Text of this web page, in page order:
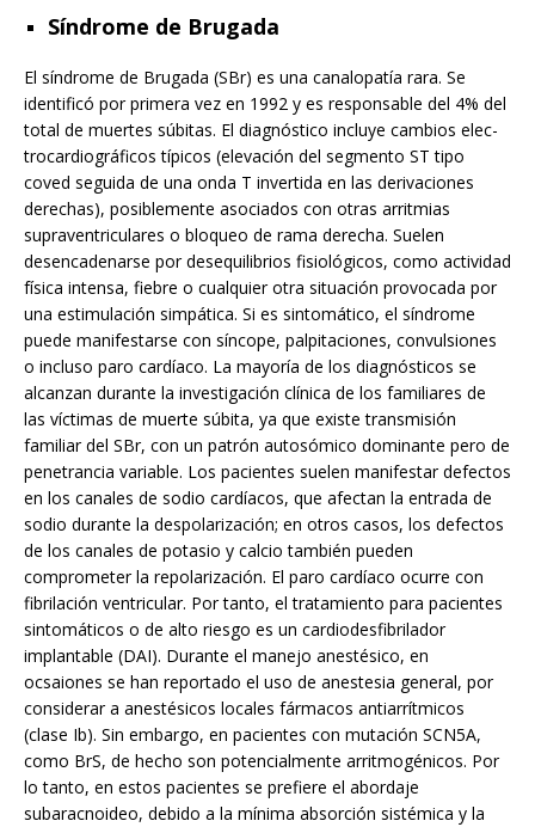
Síndrome de Brugada
El síndrome de Brugada (SBr) es una canalopatía rara. Se
identificó por primera vez en 1992 y es responsable del 4% del
total de muertes súbitas. El diagnóstico incluye cambios elec-
trocardiográficos típicos (elevación del segmento ST tipo
coved seguida de una onda T invertida en las derivaciones
derechas), posiblemente asociados con otras arritmias
supraventriculares o bloqueo de rama derecha. Suelen
desencadenarse por desequilibrios fisiológicos, como actividad
física intensa, fiebre o cualquier otra situación provocada por
una estimulación simpática. Si es sintomático, el síndrome
puede manifestarse con síncope, palpitaciones, convulsiones
o incluso paro cardíaco. La mayoría de los diagnósticos se
alcanzan durante la investigación clínica de los familiares de
las víctimas de muerte súbita, ya que existe transmisión
familiar del SBr, con un patrón autosómico dominante pero de
penetrancia variable. Los pacientes suelen manifestar defectos
en los canales de sodio cardíacos, que afectan la entrada de
sodio durante la despolarización; en otros casos, los defectos
de los canales de potasio y calcio también pueden
comprometer la repolarización. El paro cardíaco ocurre con
fibrilación ventricular. Por tanto, el tratamiento para pacientes
sintomáticos o de alto riesgo es un cardiodesfibrilador
implantable (DAI). Durante el manejo anestésico, en
ocsaiones se han reportado el uso de anestesia general, por
considerar a anestésicos locales fármacos antiarrítmicos
(clase Ib). Sin embargo, en pacientes con mutación SCN5A,
como BrS, de hecho son potencialmente arritmogénicos. Por
lo tanto, en estos pacientes se prefiere el abordaje
subaracnoideo, debido a la mínima absorción sistémica y la